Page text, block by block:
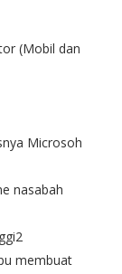
(Mobil dan
Microsoh
nasabah
membuat